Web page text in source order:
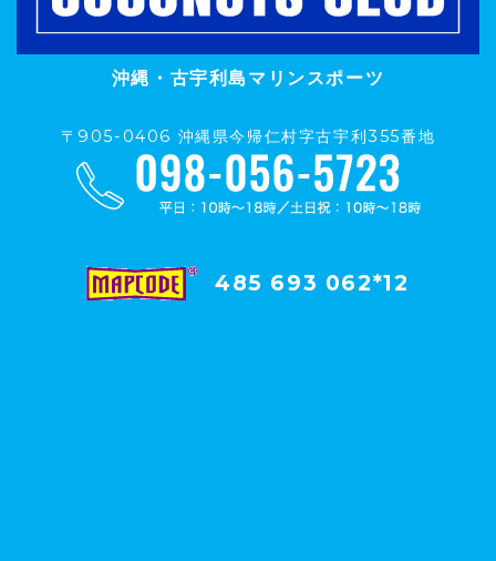
沖縄・古宇利島マリンスポーツ
〒905-0406 沖縄県今帰仁村字古宇利355番地
485 693 062*12